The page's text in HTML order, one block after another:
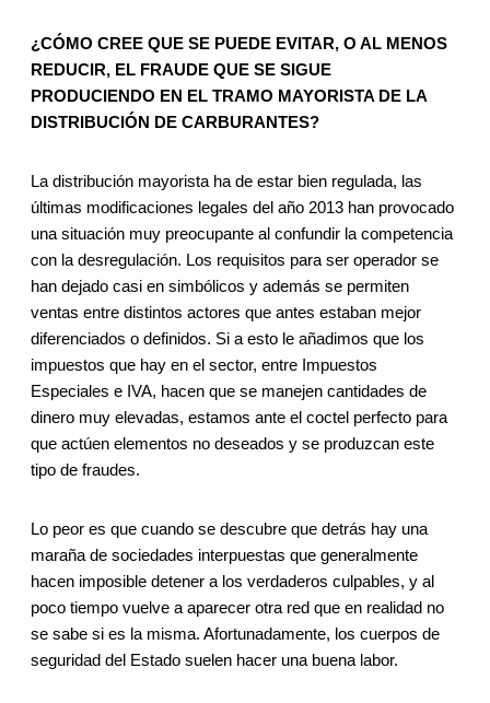
¿CÓMO CREE QUE SE PUEDE EVITAR, O AL MENOS
REDUCIR, EL FRAUDE QUE SE SIGUE
PRODUCIENDO EN EL TRAMO MAYORISTA DE LA
DISTRIBUCIÓN DE CARBURANTES?
La distribución mayorista ha de estar bien regulada, las
últimas modificaciones legales del año 2013 han provocado
una situación muy preocupante al confundir la competencia
con la desregulación. Los requisitos para ser operador se
han dejado casi en simbólicos y además se permiten
ventas entre distintos actores que antes estaban mejor
diferenciados o definidos. Si a esto le añadimos que los
impuestos que hay en el sector, entre Impuestos
Especiales e IVA, hacen que se manejen cantidades de
dinero muy elevadas, estamos ante el coctel perfecto para
que actúen elementos no deseados y se produzcan este
tipo de fraudes.
Lo peor es que cuando se descubre que detrás hay una
maraña de sociedades interpuestas que generalmente
hacen imposible detener a los verdaderos culpables, y al
poco tiempo vuelve a aparecer otra red que en realidad no
se sabe si es la misma. Afortunadamente, los cuerpos de
seguridad del Estado suelen hacer una buena labor.